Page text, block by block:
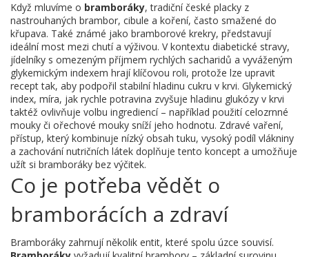
Když mluvíme o bramboráky,tradiční české placky z
nastrouhaných brambor, cibule a koření, často smažené do
křupava. Také známé jako bramborové krekry, představují
ideální most mezi chutí a výživou. V kontextu diabetické stravy,
jídelníky s omezeným příjmem rychlých sacharidů a vyváženým
glykemickým indexem hrají klíčovou roli, protože lze upravit
recept tak, aby podpořil stabilní hladinu cukru v krvi. Glykemický
index, míra, jak rychle potravina zvyšuje hladinu glukózy v krvi
taktéž ovlivňuje volbu ingrediencí – například použití celozrnné
mouky či ořechové mouky sníží jeho hodnotu. Zdravé vaření,
přístup, který kombinuje nízký obsah tuku, vysoký podíl vlákniny
a zachování nutričních látek doplňuje tento koncept a umožňuje
užít si bramboráky bez výčitek.
Co je potřeba vědět o
bramborácích a zdraví
Bramboráky zahrnují několik entit, které spolu úzce souvisí.